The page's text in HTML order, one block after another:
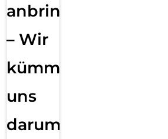
anbringen
– Wir
kümmern
uns
darum!